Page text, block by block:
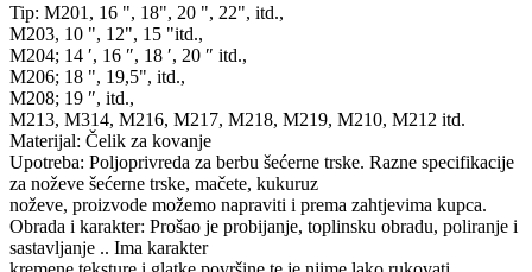
Tip: M201, 16 ", 18", 20 ", 22", itd.,
M203, 10 ", 12", 15 "itd.,
M204; 14 ′, 16 ″, 18 ′, 20 ″ itd.,
M206; 18 ", 19,5", itd.,
M208; 19 ″, itd.,
M213, M314, M216, M217, M218, M219, M210, M212 itd.
Materijal: Čelik za kovanje
Upotreba: Poljoprivreda za berbu šećerne trske. Razne specifikacije
za noževe šećerne trske, mačete, kukuruz
noževe, proizvode možemo napraviti i prema zahtjevima kupca.
Obrada i karakter: Prošao je probijanje, toplinsku obradu, poliranje i
sastavljanje .. Ima karakter